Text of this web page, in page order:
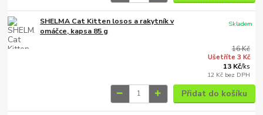
SHELMA Cat Kitten losos a rakytník v
omáčce, kapsa 85 g
16 Kč
Ušetříte 3 Kč
13 Kč/ks
12 Kč bez DPH
Skladem
Přidat do košíku